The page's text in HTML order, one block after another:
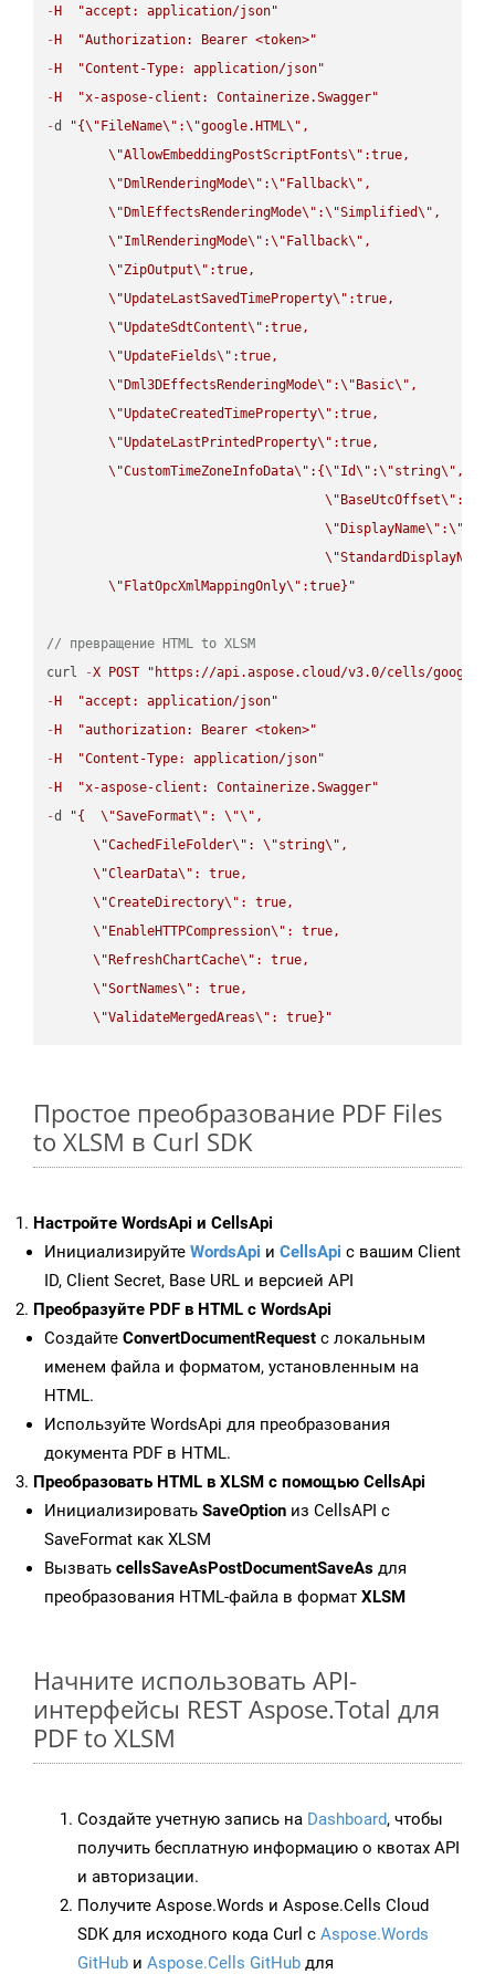
- H
"accept: application/json"
- H
"Authorization: Bearer <token>"
- H
"Content-Type: application/json"
- H
"x-aspose-client: Containerize.Swagger"
-d "{\" FileName\" :\"google.HTML\" ,
\"AllowEmbeddingPostScriptFonts\" :true,
\" DmlRenderingMode\" :\" Fallback\" ,
\" DmlEffectsRenderingMode\" :\"Simplified\" ,
\"ImlRenderingMode\" :\" Fallback\" ,
\"ZipOutput\" :true,
\"UpdateLastSavedTimeProperty\" :true,
\"UpdateSdtContent\" :true,
\"UpdateFields\" :true,
\" Dml3DEffectsRenderingMode\" :\" Basic\" ,
\"UpdateCreatedTimeProperty\" :true,
\"UpdateLastPrintedProperty\" :true,
\"CustomTimeZoneInfoData\" :{\"Id\" :\"string\" ,
\" BaseUtcOffset\" :
\" DisplayName\" :\"
\"StandardDisplayName
\" FlatOpcXmlMappingOnly\" :true}"
// превращение HTML to XLSM
curl
-X POST
"https://api.aspose.cloud/v3.0/cells/
- H
"accept: application/json"
- H
"authorization: Bearer <token>"
- H
"Content-Type: application/json"
- H
"x-aspose-client: Containerize.Swagger"
-d "{ \"SaveFormat\" : \"\" ,
\"CachedFileFolder\" : \"string\" ,
\"ClearData\" : true,
\"CreateDirectory\" : true,
\" EnableHTTPCompression\" : true,
\" RefreshChartCache\" : true,
\"SortNames\" : true,
\"ValidateMergedAreas\" : true}"
Простое преобразование PDF Files
to XLSM в Curl SDK
Настройте WordsApi и CellsApi
Инициализируйте WordsApi и CellsApi с вашим Client
ID, Client Secret, Base URL и версией API
Преобразуйте PDF в HTML с WordsApi
Создайте ConvertDocumentRequest с локальным
именем файла и форматом, установленным на
HTML.
Используйте WordsApi для преобразования
документа PDF в HTML.
Преобразовать HTML в XLSM с помощью CellsApi
Инициализировать SaveOption из CellsAPI с
SaveFormat как XLSM
Вызвать cellsSaveAsPostDocumentSaveAs для
преобразования HTML-файла в формат XLSM
Начните использовать API-
интерфейсы REST Aspose.Total для
PDF to XLSM
Создайте учетную запись на Dashboard, чтобы
получить бесплатную информацию о квотах API
и авторизации.
Получите Aspose.Words и Aspose.Cells Cloud
SDK для исходного кода Curl с Aspose.Words
GitHub и Aspose.Cells GitHub для